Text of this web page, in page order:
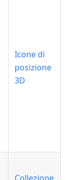
Icone di
posizione
3D